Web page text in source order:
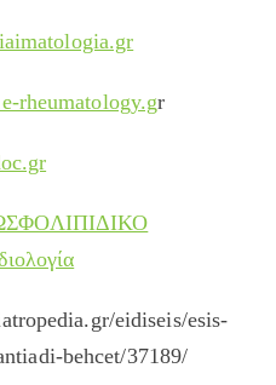
r
eidiseis/esis-
behcet/37189/